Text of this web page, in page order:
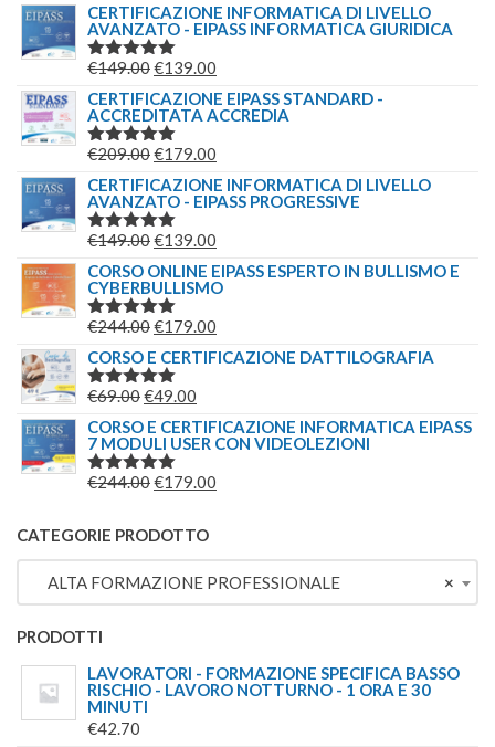
CERTIFICAZIONE INFORMATICA DI LIVELLO
AVANZATO - EIPASS INFORMATICA GIURIDICA
VALUTATO
€149.00IL
PREZZO
ORIGINALE
ERA:
€139.00
PREZZO
ATTUALE
CERTIFICAZIONE EIPASS STANDARD -
ACCREDITATA ACCREDIA
VALUTATO
€209.00IL
PREZZO
ORIGINALE
ERA:
€179.00
PREZZO
ATTUALE
CERTIFICAZIONE INFORMATICA DI LIVELLO
AVANZATO - EIPASS PROGRESSIVE
VALUTATO
€149.00IL
PREZZO
ORIGINALE
ERA:
€139.00
PREZZO
ATTUALE
CORSO ONLINE EIPASS ESPERTO IN BULLISMO E
CYBERBULLISMO
VALUTATO
€244.00IL
PREZZO
ORIGINALE
ERA:
€244.00.
€179.00
PREZZO
€179.00.
CORSO E CERTIFICAZIONE DATTILOGRAFIA
VALUTATO
€69.00IL
PREZZO
ORIGINALE
ERA:
€49.00
PREZZO
ATTUALE
È:
CORSO E CERTIFICAZIONE INFORMATICA EIPASS
7 MODULI USER CON VIDEOLEZIONI
VALUTATO
€244.00IL
ORIGINALE
ERA:
€244.00.
€179.00
È:
€179.00.
CATEGORIE PRODOTTO
×
ALTA FORMAZIONE PROFESSIONALE
PRODOTTI
LAVORATORI - FORMAZIONE SPECIFICA BASSO
RISCHIO - LAVORO NOTTURNO - 1 ORA E 30
MINUTI
€42.70